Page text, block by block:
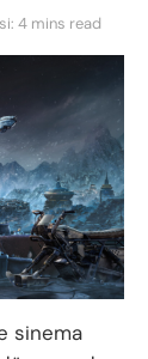
4 mins read
sinema